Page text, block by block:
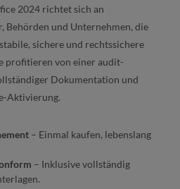
2024 richtet sich an
Behörden und Unternehmen, die
sichere und rechtssichere
profitieren von einer audit-
Dokumentation und
Aktivierung.
– Einmal kaufen, lebenslang
– Inklusive vollständig